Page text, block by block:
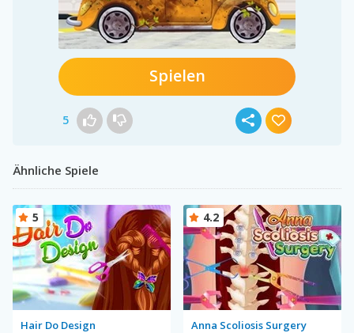
Spielen
5
Ähnliche Spiele
Hair Do Design
5
Anna Scoliosis Surgery
4.2